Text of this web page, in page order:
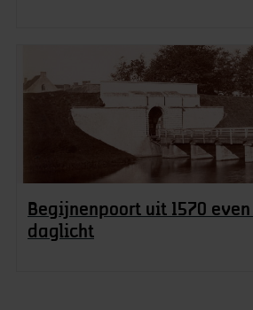
Begijnenpoort uit 1570
daglicht